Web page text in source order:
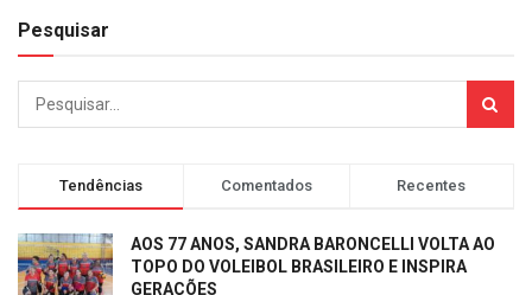
Pesquisar
Tendências Comentados Recentes
AOS 77 ANOS, SANDRA BARONCELLI VOLTA AO
TOPO DO VOLEIBOL BRASILEIRO E INSPIRA
GERAÇÕES